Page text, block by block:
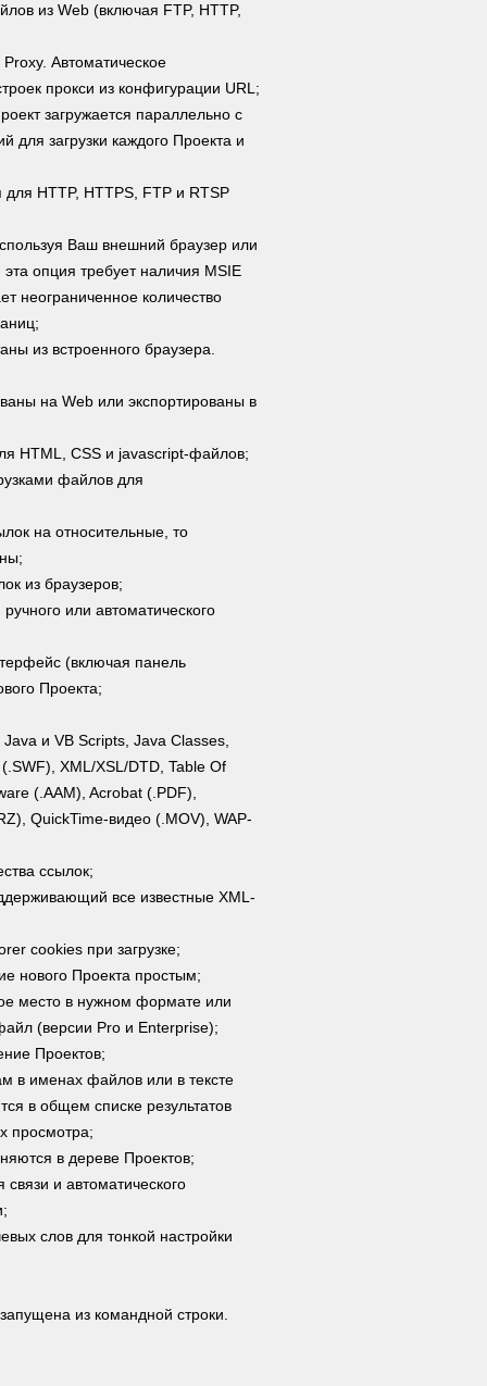
из Web (включая FTP, HTTP,
Автоматическое
прокси из конфигурации URL;
загружается параллельно с
для загрузки каждого Проекта и
для HTTP, HTTPS, FTP и RTSP
Ваш внешний браузер или
опция требует наличия MSIE
неограниченное количество
из встроенного браузера.
на Web или экспортированы в
HTML, CSS и javascript-файлов;
файлов для
на относительные, то
из браузеров;
или автоматического
(включая панель
Проекта;
и VB Scripts, Java Classes,
XML/XSL/DTD, Table Of
(.AAM), Acrobat (.PDF),
QuickTime-видео (.MOV), WAP-
ссылок;
все известные XML-
cookies при загрузке;
нового Проекта простым;
место в нужном формате или
(версии Pro и Enterprise);
Проектов;
в именах файлов или в тексте
в общем списке результатов
просмотра;
в дереве Проектов;
и автоматического
слов для тонкой настройки
из командной строки.